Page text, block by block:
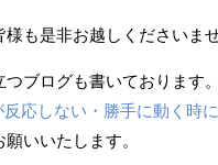
も是非お越しくださいませ
ブログも書いております。
応しない・勝手に動く時
いいたします。